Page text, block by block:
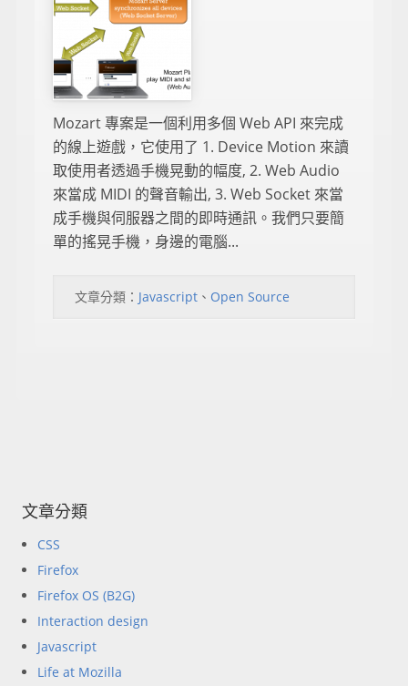
Mozart 專案是一個利用多個 Web API 來完成
的線上遊戲，它使用了 1. Device Motion 來讀
取使用者透過手機晃動的幅度, 2. Web Audio
來當成 MIDI 的聲音輸出, 3. Web Socket 來當
成手機與伺服器之間的即時通訊。我們只要簡
單的搖晃手機，身邊的電腦...
文章分類： Javascript 、 Open Source
文章分類
CSS
Firefox
Firefox OS (B2G)
Interaction design
Javascript
Life at Mozilla